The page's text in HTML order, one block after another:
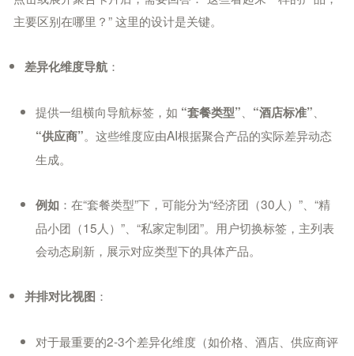
主要区别在哪里？” 这里的设计是关键。
差异化维度导航：
提供一组横向导航标签，如 “套餐类型” “酒店标准”
“供应商”。这些维度应由AI根据聚合产品的实际差异动态
生成。
例如 ：在“套餐类型”下，可能分为“经济团（30人）”、“精
品小团（15人）”、“私家定制团”。用户切换标签，主列表
会动态刷新，展示对应类型下的具体产品。
并排对比视图 ：
对于最重要的2-3个差异化维度（如价格、酒店、供应商评